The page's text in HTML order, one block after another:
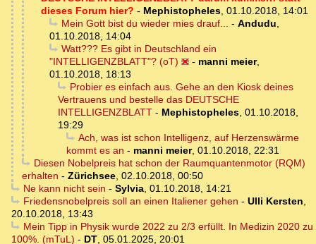
dieses Forum hier? - Mephistopheles, 01.10.2018, 14:01
Mein Gott bist du wieder mies drauf... - Andudu,
01.10.2018, 14:04
Watt??? Es gibt in Deutschland ein
"INTELLIGENZBLATT"? (oT)
- manni meier,
01.10.2018, 18:13
Probier es einfach aus. Gehe an den Kiosk deines
Vertrauens und bestelle das DEUTSCHE
INTELLIGENZBLATT - Mephistopheles, 01.10.2018,
19:29
Ach, was ist schon Intelligenz, auf Herzenswärme
kommt es an - manni meier, 01.10.2018, 22:31
Diesen Nobelpreis hat schon der Raumquantenmotor (RQM)
erhalten - Zürichsee, 02.10.2018, 00:50
Ne kann nicht sein - Sylvia, 01.10.2018, 14:21
Friedensnobelpreis soll an einen Italiener gehen - Ulli Kersten,
20.10.2018, 13:43
Mein Tipp in Physik wurde 2022 zu 2/3 erfüllt. In Medizin 2020 zu
100%. (mTuL) - DT, 05.01.2025, 20:01